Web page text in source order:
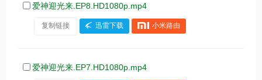
爱神迎光来.EP8.HD1080p.mp4
复制链接 迅雷下载 小米路由
爱神迎光来.EP7.HD1080p.mp4